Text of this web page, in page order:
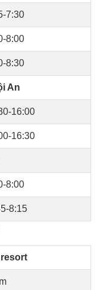
7:30
8:00
8:30
An
16:00
16:30
8:00
8:15